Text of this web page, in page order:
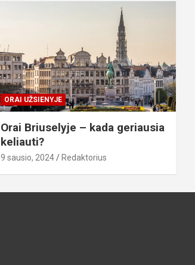
ORAI UŽSIENYJE
Orai Briuselyje – kada geriausia
keliauti?
9 sausio, 2024 Redaktorius